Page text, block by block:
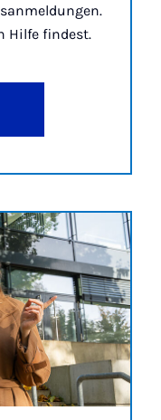
Hilfe findest.